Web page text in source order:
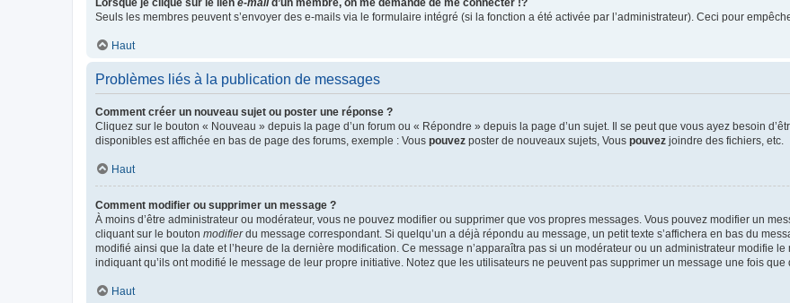
Seuls les membres peuvent s’envoyer des e-mails via le formulaire intégré (si la fonction a été activée par l’administrateur). Ceci pour
Haut
Problèmes liés à la publication de messages
Comment créer un nouveau sujet ou poster une réponse ?
Cliquez sur le bouton « Nouveau » depuis la page d’un forum ou « Répondre » depuis la page d’un sujet. Il se peut que vous ayez besoin
disponibles est affichée en bas de page des forums, exemple : Vous pouvez poster de nouveaux sujets, Vous pouvez joindre des fichiers, etc.
Haut
Comment modifier ou supprimer un message ?
À moins d’être administrateur ou modérateur, vous ne pouvez modifier ou supprimer que vos propres messages. Vous pouvez modifier un
cliquant sur le bouton modifierdu message correspondant. Si quelqu’un a déjà répondu au message, un petit texte s’affichera en bas du
modifié ainsi que la date et l’heure de la dernière modification. Ce message n’apparaîtra pas si un modérateur ou un administrateur modifie
indiquant qu’ils ont modifié le message de leur propre initiative. Notez que les utilisateurs ne peuvent pas supprimer un message une fois que
Haut